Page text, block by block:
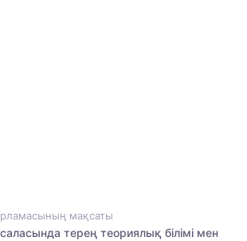
мақсаты
терең теориялық білімі мен